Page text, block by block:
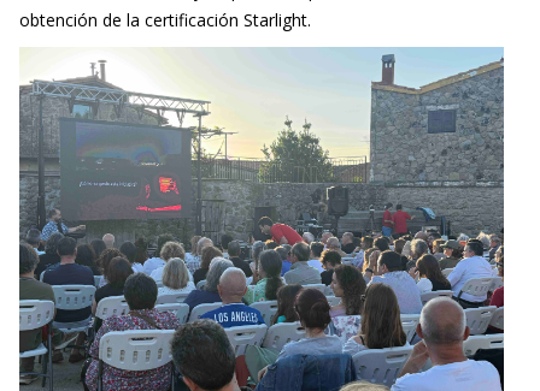
obtención de la certificación Starlight.